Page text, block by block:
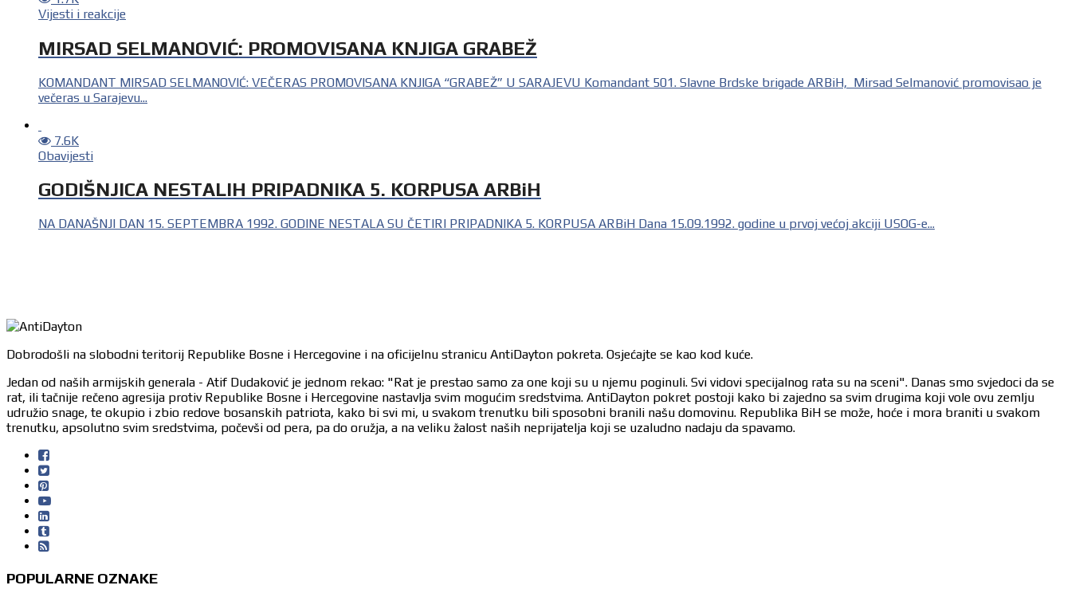
Vijesti i reakcije
MIRSAD SELMANOVIĆ: PROMOVISANA KNJIGA GRABEŽ
KOMANDANT MIRSAD SELMANOVIĆ: VEČERAS PROMOVISANA KNJIGA “GRABEŽ” U SARAJEVU Komandant 501. Slavne Brdske brigade ARBiH, Mirsad Selmanović promovisao je
večeras u Sarajevu...
7.6K
Obavijesti
GODIŠNJICA NESTALIH PRIPADNIKA 5. KORPUSA ARBiH
NA DANAŠNJI DAN 15. SEPTEMBRA 1992. GODINE NESTALA SU ČETIRI PRIPADNIKA 5. KORPUSA ARBiH Dana 15.09.1992. godine u prvoj većoj akciji USOG-e...
Dobrodošli na slobodni teritorij Republike Bosne i Hercegovine i na oficijelnu stranicu AntiDayton pokreta. Osjećajte se kao kod kuće.
Jedan od naših armijskih generala - Atif Dudaković je jednom rekao: "Rat je prestao samo za one koji su u njemu poginuli. Svi vidovi specijalnog rata su na sceni". Danas smo svjedoci da se
rat, ili tačnije rečeno agresija protiv Republike Bosne i Hercegovine nastavlja svim mogućim sredstvima. AntiDayton pokret postoji kako bi zajedno sa svim drugima koji vole ovu zemlju
udružio snage, te okupio i zbio redove bosanskih patriota, kako bi svi mi, u svakom trenutku bili sposobni branili našu domovinu. Republika BiH se može, hoće i mora braniti u svakom
trenutku, apsolutno svim sredstvima, počevši od pera, pa do oružja, a na veliku žalost naših neprijatelja koji se uzaludno nadaju da spavamo.
POPULARNE OZNAKE